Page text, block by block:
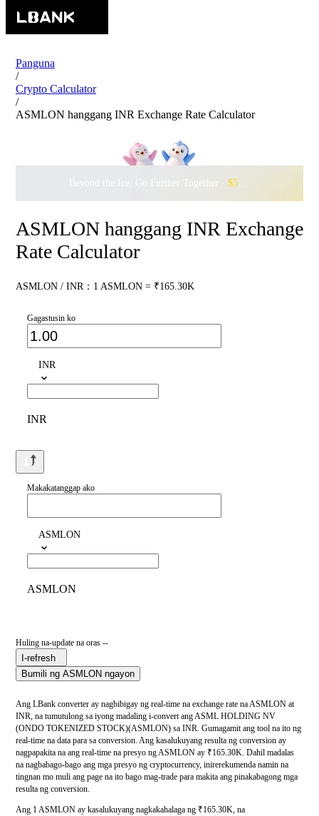
Panguna
/
Crypto Calculator
/
ASMLON hanggang INR Exchange Rate Calculator
Beyond the Ice, Go Further Together · $500,000
ASMLON hanggang INR Exchange
Rate Calculator
ASMLON / INR：1 ASMLON = ₹165.30K
Gagastusin ko
INR
INR
Makakatanggap ako
ASMLON
ASMLON
Huling na-update na oras --
I-refresh
Bumili ng ASMLON ngayon
Ang LBank converter ay nagbibigay ng real-time na exchange rate na ASMLON at
INR, na tumutulong sa iyong madaling i-convert ang ASML HOLDING NV
(ONDO TOKENIZED STOCK)(ASMLON) sa INR. Gumagamit ang tool na ito ng
real-time na data para sa conversion. Ang kasalukuyang resulta ng conversion ay
nagpapakita na ang real-time na presyo ng ASMLON ay ₹165.30K. Dahil madalas
na nagbabago-bago ang mga presyo ng cryptocurrency, inirerekumenda namin na
tingnan mo muli ang page na ito bago mag-trade para makita ang pinakabagong mga
resulta ng conversion.
Ang 1 ASMLON ay kasalukuyang nagkakahalaga ng ₹165.30K, na